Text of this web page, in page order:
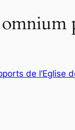
de l’Eglise